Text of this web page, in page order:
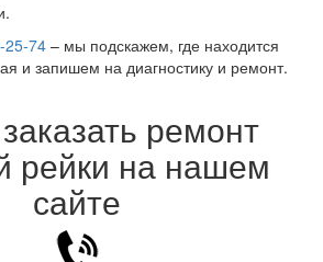
25-74 – мы подскажем, где находится
и запишем на диагностику и ремонт.
ремонт
рейки на нашем
сайте